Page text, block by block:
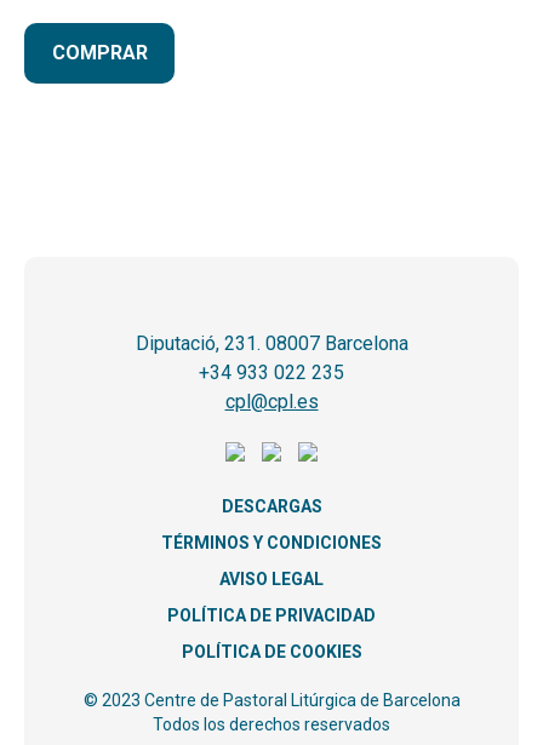
COMPRAR
Diputació, 231. 08007 Barcelona
+34 933 022 235
cpl@cpl.es
DESCARGAS
TÉRMINOS Y CONDICIONES
AVISO LEGAL
POLÍTICA DE PRIVACIDAD
POLÍTICA DE COOKIES
© 2023 Centre de Pastoral Litúrgica de Barcelona
Todos los derechos reservados